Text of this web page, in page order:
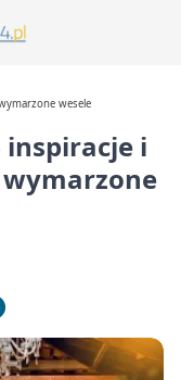
wesele
inspiracje i